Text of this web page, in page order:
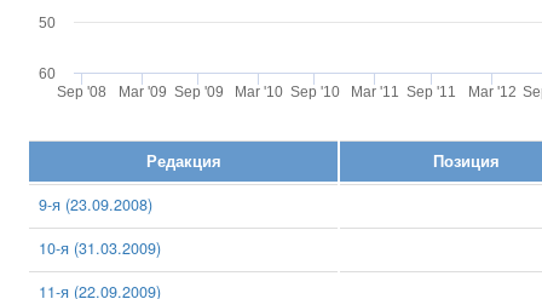
Sep '08 Mar '09 Sep '09 Mar '10 Sep '10 Mar '11 Sep '11 Mar '12
50
60
Редакция
Позиция
9-я (23.09.2008)
10-я (31.03.2009)
11-я (22.09.2009)